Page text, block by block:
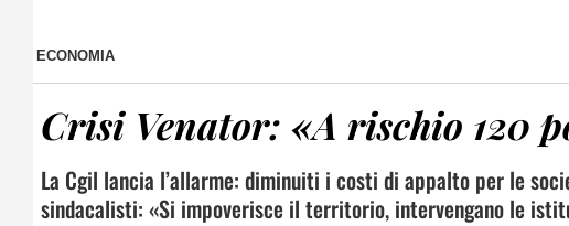
ECONOMIA
Crisi Venator: «A rischio 120
La Cgil lancia l’allarme: diminuiti i costi di appalto per le
sindacalisti: «Si impoverisce il territorio, intervengano le